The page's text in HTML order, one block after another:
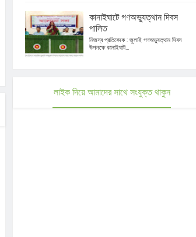
কানাইঘাটে গণঅভ্যুত্থান দিবস
পালিত
নিজস্ব প্রতিবেদক : জুলাই গণঅভ্যুত্থান দিবস
উপলক্ষে কানাইঘাট...
লাইক দিয়ে আমাদের সাথে সংযুক্ত থাকুন